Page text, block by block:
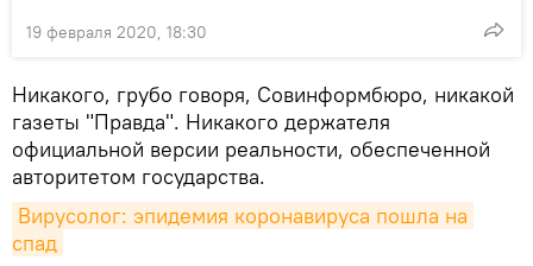
19 февраля 2020, 18:30
Никакого, грубо говоря, Совинформбюро, никакой
газеты "Правда". Никакого держателя
официальной версии реальности, обеспеченной
авторитетом государства.
Вирусолог: эпидемия коронавируса пошла на
спад